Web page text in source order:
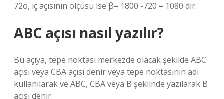
72o, iç açısının ölçüsü ise β= 1800 -720 = 1080 dir.
ABC açısı nasıl yazılır?
Bu açıya, tepe noktası merkezde olacak şekilde ABC
açısı veya CBA açısı denir veya tepe noktasının adı
kullanılarak ve ABC, CBA veya B şeklinde yazılarak B
açısı denir.